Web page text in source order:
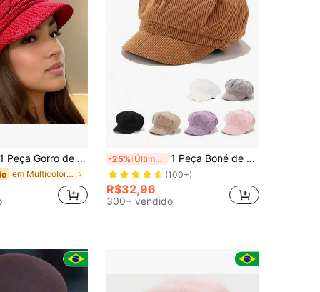
1 Peça Gorro de Malha de Inverno Feminino com Ponta, Grosso, Quente, à Prova de Vento, Cor Sólida, Boné Casual para Uso Externo
em Multicolorido Boinas femininas
-25% Últimos 2 dias 1 Peça Boné de Jornaleiro/Boné de Motorista de Táxi/Boné Plano de Veludo Canelado, Chapéu de Moda de Rua, Chapéu Casual de Proteção Solar para Primavera, Outono, Viagem, Praia
(100+)
R$32,96
300+ vendido